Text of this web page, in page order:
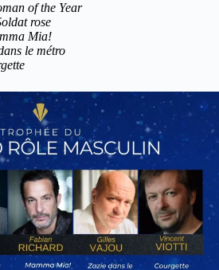
of the Year
rose
Mia!
le métro